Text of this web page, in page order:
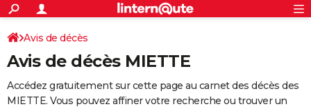
ACTUALITÉS
Politique
Société
Faits Divers
Education
Monde
Villes
+
SPORT
Coupe du monde 2026
Football
Tennis
Cyclisme
Rugby
Forum
Programme TV
TNT
Streaming
Cinéma
Sorties cinéma
Musique
+
FINANCE
Avis de décès
Avis de décès MIETTE
Accédez gratuitement sur cette page au carnet des décès des
MIETTE. Vous pouvez affiner votre recherche ou trouver un